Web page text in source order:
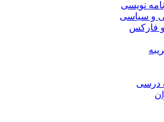
نویسی
و سیاسی
فارکس
درسی